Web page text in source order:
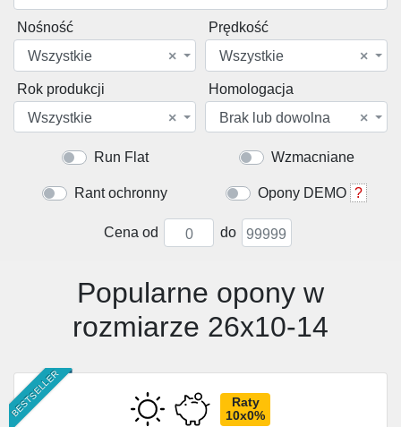
Nośność
×
Wszystkie
Prędkość
×
Wszystkie
Rok produkcji
×
Wszystkie
Homologacja
×
Brak lub dowolna
Run Flat Wzmacniane
Rant ochronny Opony DEMO ?
Cena od do
Popularne opony w
rozmiarze 26x10-14
BESTSELLER
Raty
10x0%